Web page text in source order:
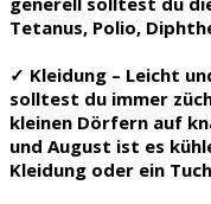
Tetanus, Polio,
✓ Kleidung – Leicht
solltest du immer
kleinen Dörfern auf
und August ist es
Kleidung oder ein